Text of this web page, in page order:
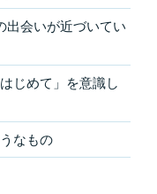
会いが近づいてい
じめて」を意識し
なもの